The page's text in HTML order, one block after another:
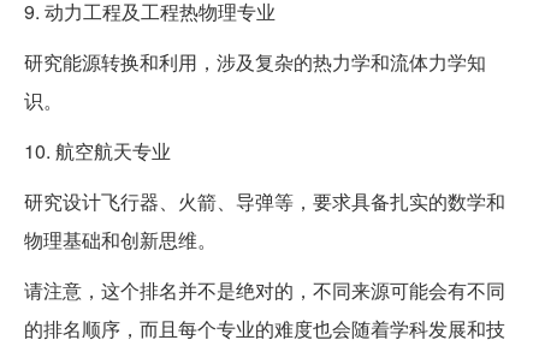
9. 动力工程及工程热物理专业
研究能源转换和利用，涉及复杂的热力学和流体力学知
识。
10. 航空航天专业
研究设计飞行器、火箭、导弹等，要求具备扎实的数学和
物理基础和创新思维。
请注意，这个排名并不是绝对的，不同来源可能会有不同
的排名顺序，而且每个专业的难度也会随着学科发展和技